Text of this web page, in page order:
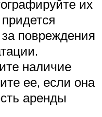
их
за повреждения
наличие
ее, если она
аренды